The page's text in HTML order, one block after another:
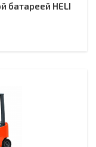
батареей HELI